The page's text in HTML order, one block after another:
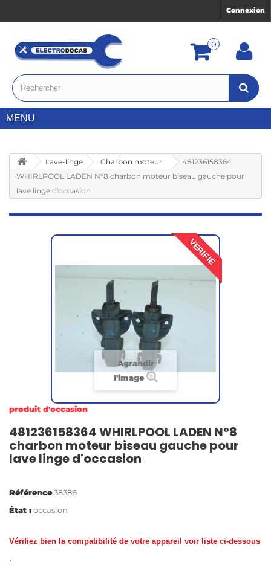
Connexion
0
MENU
Lave-linge Charbon moteur
481236158364
WHIRLPOOL LADEN N°8 charbon moteur biseau gauche pour
lave linge d'occasion
VÉRIFIÉ
Agrandir
l'image
produit d'occasion
481236158364 WHIRLPOOL LADEN N°8
charbon moteur biseau gauche pour
lave linge d'occasion
Référence38386
État :occasion
Vérifiez bien la compatibilité de votre appareil voir liste ci-dessous
.